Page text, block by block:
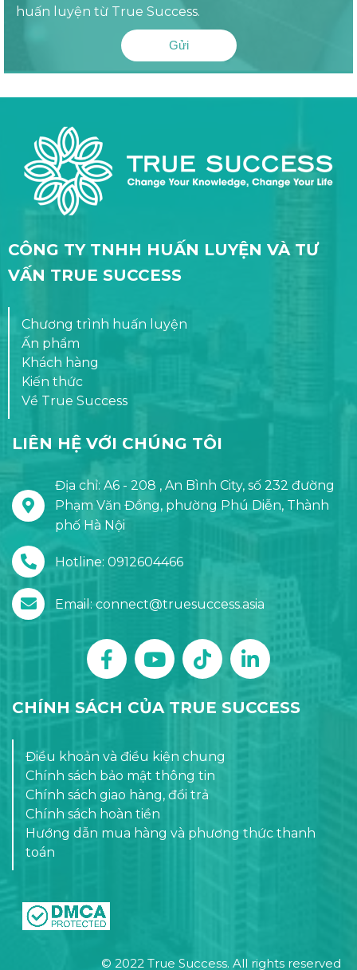
huấn luyện từ True Success.
Gửi
CÔNG TY TNHH HUẤN LUYỆN VÀ TƯ
VẤN TRUE SUCCESS
Chương trình huấn luyện
Ấn phẩm
Khách hàng
Kiến thức
Về True Success
LIÊN HỆ VỚI CHÚNG TÔI
Địa chỉ: A6 - 208 , An Bình City, số 232 đường
Phạm Văn Đồng, phường Phú Diễn, Thành
phố Hà Nội
Hotline: 0912604466
Email: connect@truesuccess.asia
CHÍNH SÁCH CỦA TRUE SUCCESS
Điều khoản và điều kiện chung
Chính sách bảo mật thông tin
Chính sách giao hàng, đổi trả
Chính sách hoàn tiền
Hướng dẫn mua hàng và phương thức thanh
toán
© 2022 True Success. All rights reserved